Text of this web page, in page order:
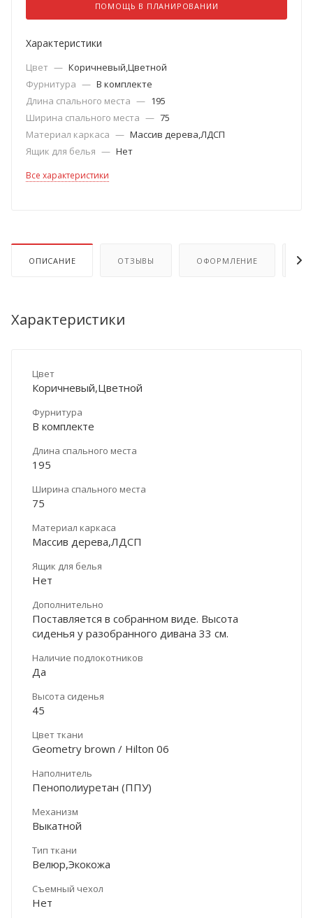
ПОМОЩЬ В ПЛАНИРОВАНИИ
Характеристики
Цвет — Коричневый,Цветной
Фурнитура — В комплекте
Длина спального места — 195
Ширина спального места — 75
Материал каркаса — Массив дерева,ЛДСП
Ящик для белья — Нет
Все характеристики
ОПИСАНИЕ ОТЗЫВЫ ОФОРМЛЕНИЕ
Характеристики
Цвет
Коричневый,Цветной
Фурнитура
В комплекте
Длина спального места
195
Ширина спального места
75
Материал каркаса
Массив дерева,ЛДСП
Ящик для белья
Нет
Дополнительно
Поставляется в собранном виде. Высота
сиденья у разобранного дивана 33 см.
Наличие подлокотников
Да
Высота сиденья
45
Цвет ткани
Geometry brown / Hilton 06
Наполнитель
Пенополиуретан (ППУ)
Механизм
Выкатной
Тип ткани
Велюр,Экокожа
Съемный чехол
Нет